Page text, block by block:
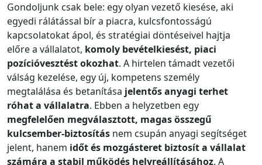
Gondoljunk csak bele: egy olyan vezető kiesése, aki
egyedi rálátással bír a piacra, kulcsfontosságú
kapcsolatokat ápol, és stratégiai döntéseivel hajtja
előre a vállalatot, komoly bevételkiesést, piaci
pozícióvesztést okozhat. A hirtelen támadt vezetői
válság kezelése, egy új, kompetens személy
megtalálása és betanítása jelentős anyagi terhet
róhat a vállalatra. Ebben a helyzetben egy
megfelelően megválasztott, magas összegű
kulcsember-biztosítás nem csupán anyagi segítséget
jelent, hanem időt és mozgásteret biztosít a vállalat
számára a stabil működés helyreállításához. A